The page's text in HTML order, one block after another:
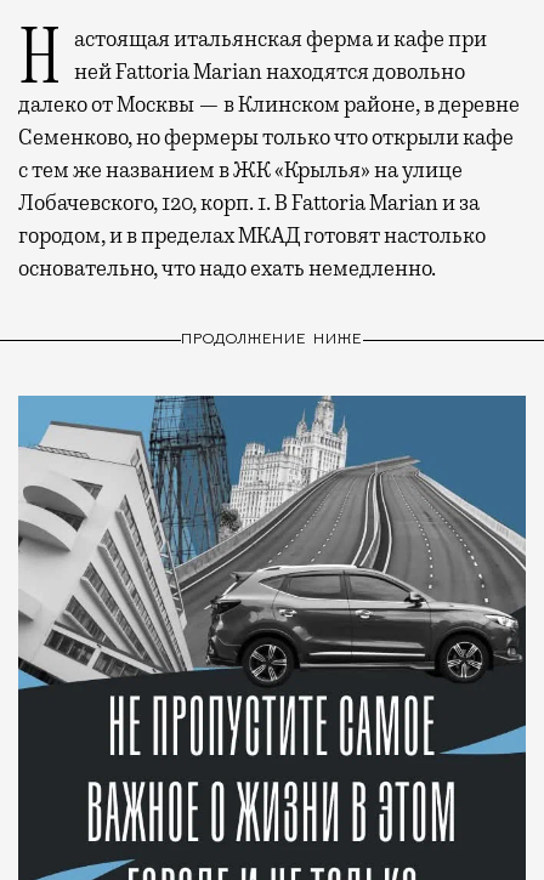
Настоящая итальянская ферма и кафе при ней Fattoria Marian находятся довольно
далеко от Москвы — в Клинском районе, в деревне
Семенково, но фермеры только что открыли кафе
с тем же названием в ЖК «Крылья» на улице
Лобачевского, 120, корп. 1. В Fattoria Marian и за
городом, и в пределах МКАД готовят настолько
основательно, что надо ехать немедленно.
ПРОДОЛЖЕНИЕ НИЖЕ